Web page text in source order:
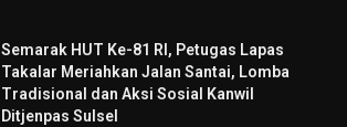
Semarak HUT Ke-81 RI, Petugas Lapas
Takalar Meriahkan Jalan Santai, Lomba
Tradisional dan Aksi Sosial Kanwil
Ditjenpas Sulsel